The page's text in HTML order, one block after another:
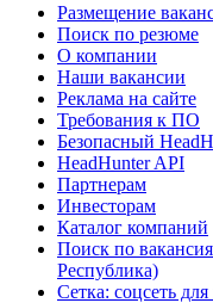
Размещение
Поиск по резюме
О компании
Наши вакансии
Реклама на сайте
Требования к ПО
Безопасный
HeadHunter API
Партнерам
Инвесторам
Каталог компаний
Поиск по
Республика)
Сетка: соцсеть